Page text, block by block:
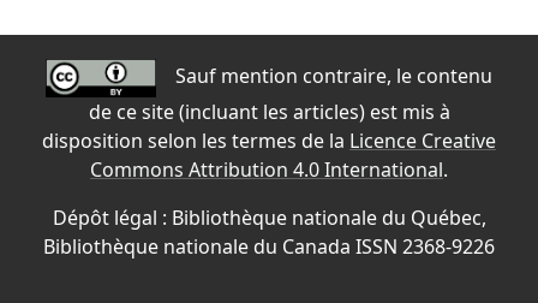
Sauf mention contraire, le contenu
de ce site (incluant les articles) est mis à
disposition selon les termes de la Licence Creative
Commons Attribution 4.0 International.
Dépôt légal : Bibliothèque nationale du Québec,
Bibliothèque nationale du Canada ISSN 2368-9226